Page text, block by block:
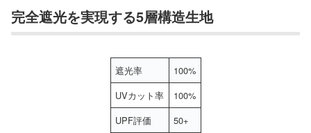
完全遮光を実現する5層構造生地
遮光率
100%
UVカット率
100%
UPF評価
50+